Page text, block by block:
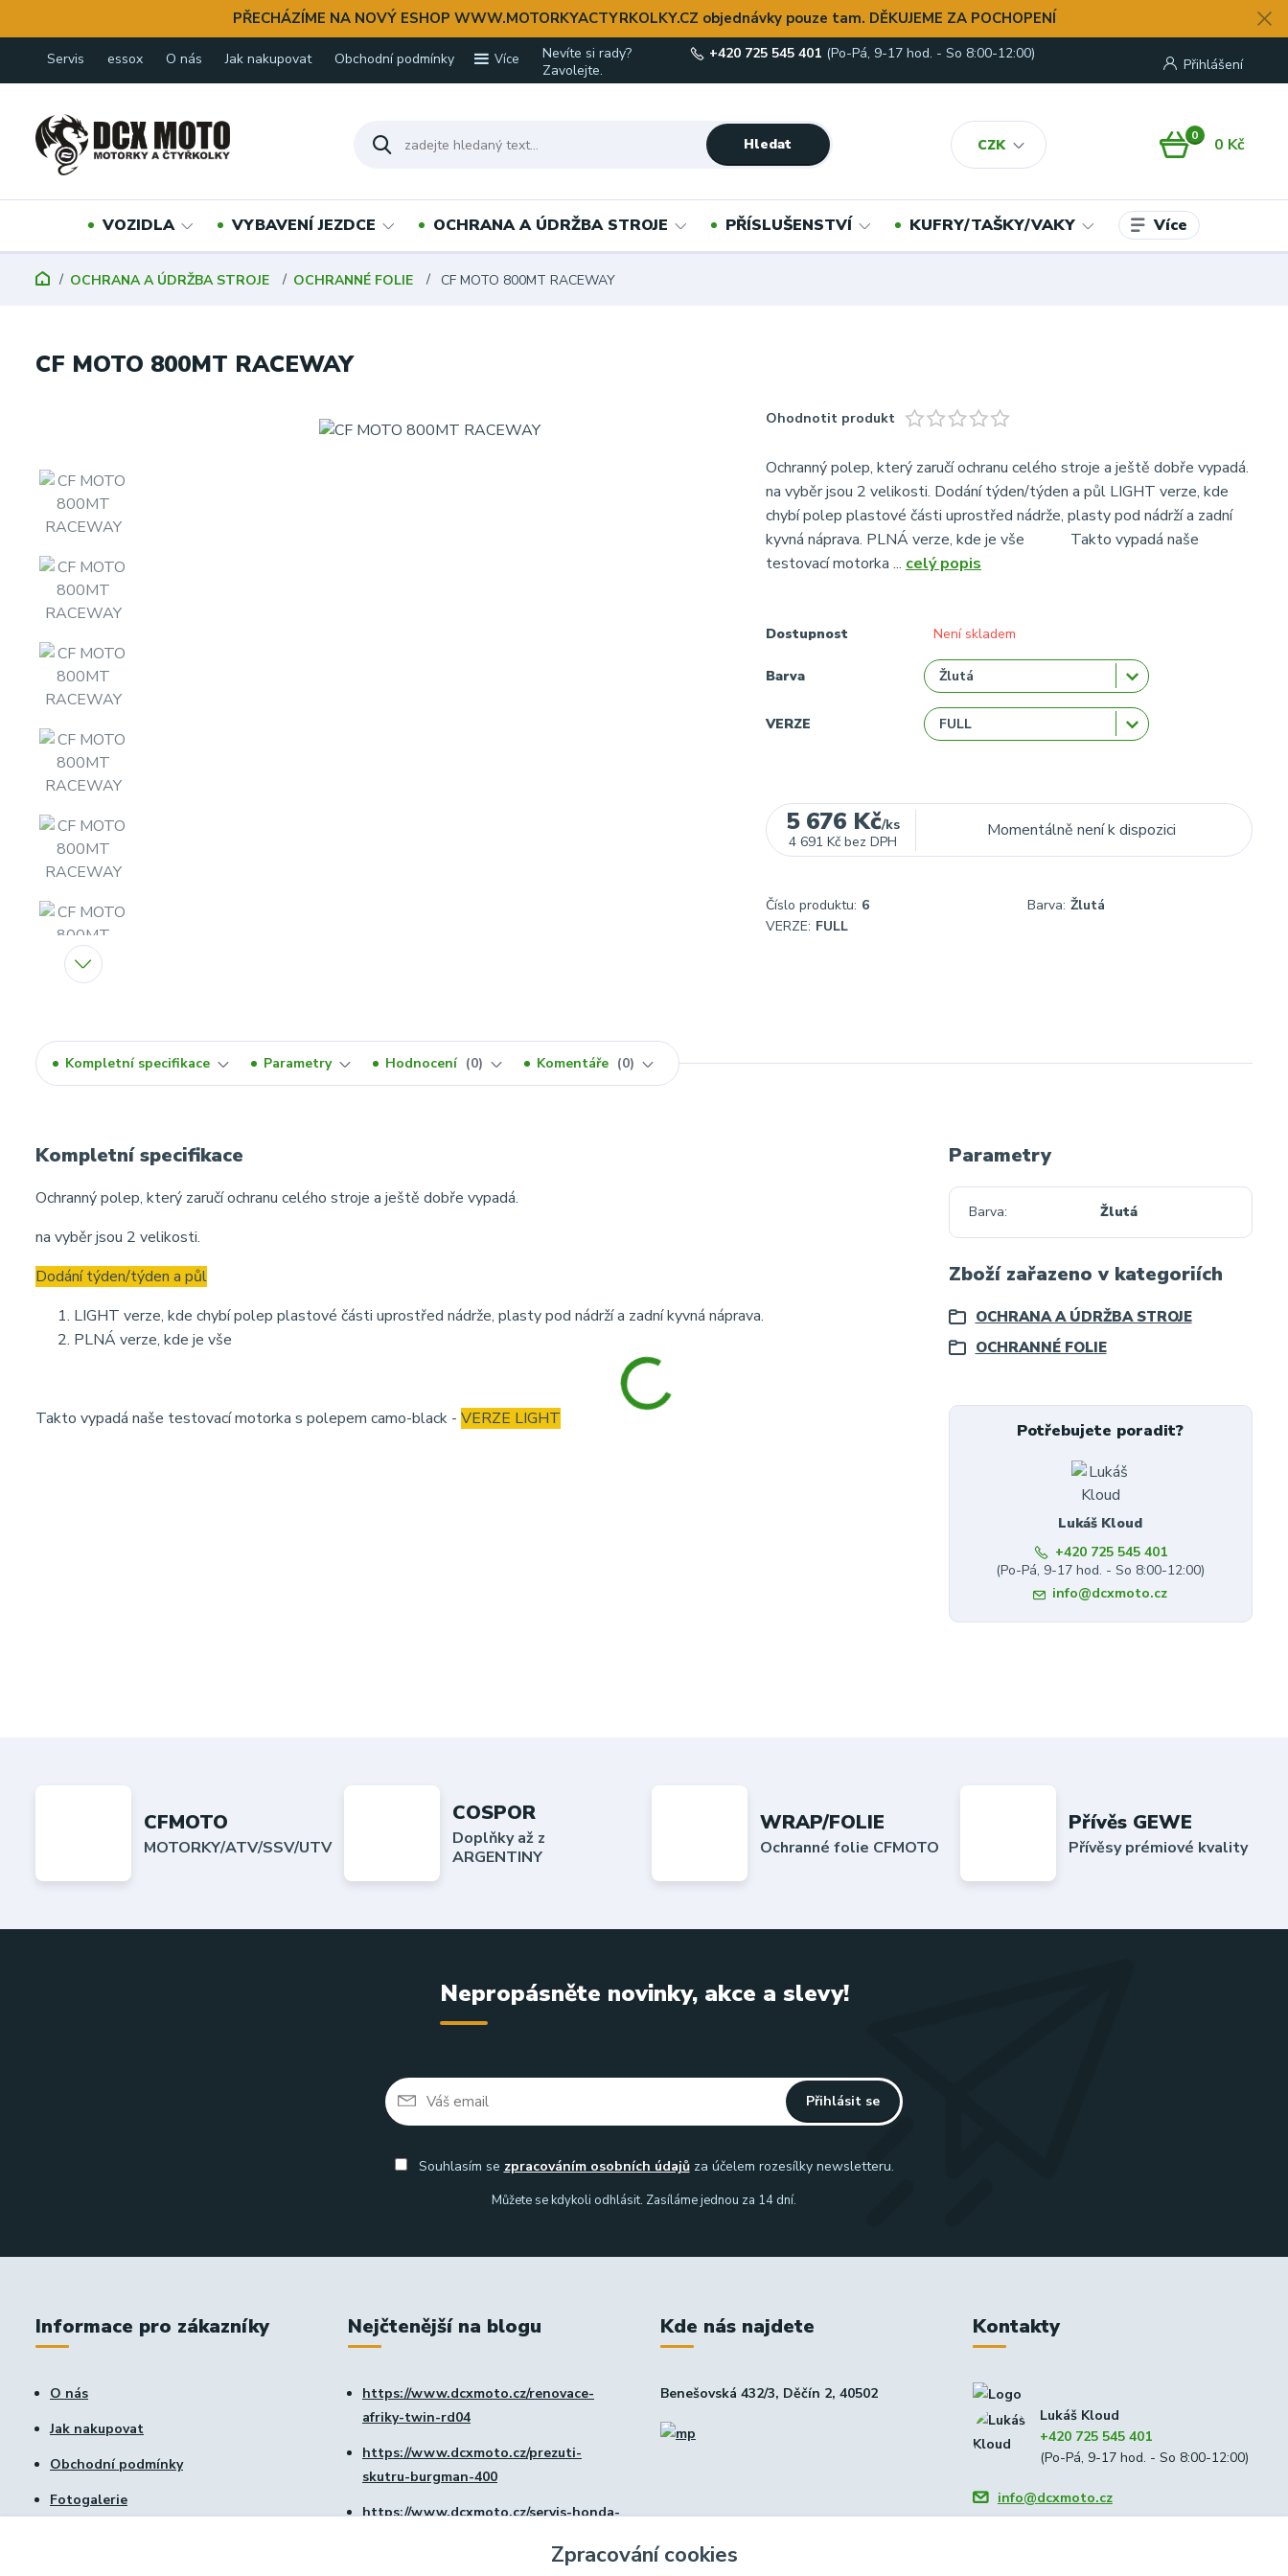
PŘECHÁZÍME NA NOVÝ ESHOP WWW.MOTORKYACTYRKOLKY.CZ objednávky pouze tam. DĚKUJEME ZA POCHOPENÍ
Servis essox O nás Jak nakupovat Obchodní podmínky Více
CZK
Přihlášení
Hledat
Nevíte si rady?
Zavolejte.
+420 725 545 401 (Po-Pá, 9-17 hod. - So 8:00-12:00)
0 0 Kč
VOZIDLA VYBAVENÍ JEZDCE OCHRANA A ÚDRŽBA STROJE PŘÍSLUŠENSTVÍ KUFRY/TAŠKY/VAKY Více
OCHRANA A ÚDRŽBA STROJE OCHRANNÉ FOLIE CF MOTO 800MT RACEWAY
CF MOTO 800MT RACEWAY
Ohodnotit produkt
Ochranný polep, který zaručí ochranu celého stroje a ještě dobře vypadá.
na vyběr jsou 2 velikosti. Dodání týden/týden a půl LIGHT verze, kde
chybí polep plastové části uprostřed nádrže, plasty pod nádrží a zadní
kyvná náprava. PLNÁ verze, kde je vše Takto vypadá naše
testovací motorka ... celý popis
Dostupnost Není skladem
Barva
VERZE
5 676 Kč/ks
4 691 Kč bez DPH
Momentálně není k dispozici
Číslo produktu: 6 Barva: Žlutá
VERZE: FULL
Kompletní specifikace Parametry Hodnocení 0 Komentáře 0
Kompletní specifikace
Ochranný polep, který zaručí ochranu celého stroje a ještě dobře vypadá.
na vyběr jsou 2 velikosti.
Dodání týden/týden a půl
LIGHT verze, kde chybí polep plastové části uprostřed nádrže, plasty pod nádrží a zadní kyvná náprava.
PLNÁ verze, kde je vše
Takto vypadá naše testovací motorka s polepem camo-black - VERZE LIGHT
Parametry
Barva Žlutá
Zboží zařazeno v kategoriích
OCHRANA A ÚDRŽBA STROJE
OCHRANNÉ FOLIE
Potřebujete poradit?
Lukáš Kloud
+420 725 545 401
(Po-Pá, 9-17 hod. - So 8:00-12:00)
info@dcxmoto.cz
CFMOTO
MOTORKY/ATV/SSV/UTV
COSPOR
Doplňky až z
ARGENTINY
WRAP/FOLIE
Ochranné folie CFMOTO
Přívěs GEWE
Přívěsy prémiové kvality
Nepropásněte novinky, akce a slevy!
Přihlásit se
Souhlasím se zpracováním osobních údajůza účelem rozesílky newsletteru.
Můžete se kdykoli odhlásit. Zasíláme jednou za 14 dní.
Informace pro zákazníky
O nás
Jak nakupovat
Obchodní podmínky
Fotogalerie
Nejčtenější na blogu
https://www.dcxmoto.cz/renovace-
afriky-twin-rd04
https://www.dcxmoto.cz/prezuti-
skutru-burgman-400
https://www.dcxmoto.cz/servis-honda-
https://www.dcxmoto.cz/nova-dilna
Kde nás najdete
Benešovská 432/3, Děčín 2, 40502
Kontakty
Lukáš Kloud
+420 725 545 401
(Po-Pá, 9-17 hod. - So 8:00-12:00)
info@dcxmoto.cz
Zpracování cookies